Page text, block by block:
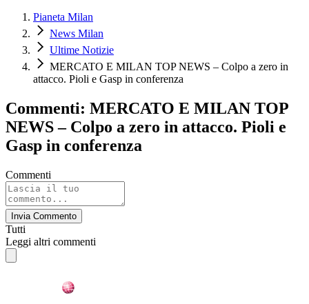
Pianeta Milan
News Milan
Ultime Notizie
MERCATO E MILAN TOP NEWS – Colpo a zero in
attacco. Pioli e Gasp in conferenza
Commenti: MERCATO E MILAN TOP
NEWS – Colpo a zero in attacco. Pioli e
Gasp in conferenza
Commenti
Invia Commento
Tutti
Leggi altri commenti